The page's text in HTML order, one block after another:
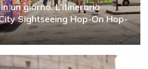
un giorno. L’itinerario
Sightseeing Hop-On Hop-